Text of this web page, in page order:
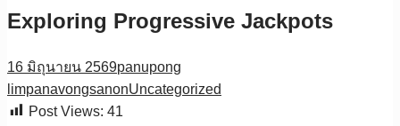
Exploring Progressive Jackpots
16 มิถุนายน 2569panupong
limpanavongsanonUncategorized
Post Views: 41